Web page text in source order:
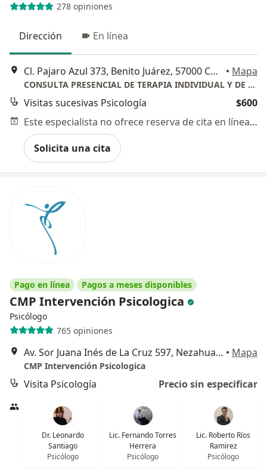
278 opiniones
Dirección En línea
Cl. Pajaro Azul 373, Benito Juárez, 57000 Cdad. Nezahualcóyotl, Méx., Nezahualcóyotl • Mapa
CONSULTA PRESENCIAL DE TERAPIA INDIVIDUAL Y DE PAREJA
Visitas sucesivas Psicología
$600
Este especialista no ofrece reserva de cita en línea en esta dirección.
Solicita una cita
Pago en línea Pagos a meses disponibles
CMP Intervención Psicologica
Psicólogo
765 opiniones
Av. Sor Juana Inés de La Cruz 597, Nezahualcóyotl • Mapa
CMP Intervención Psicologica
Visita Psicología Precio sin especificar
Dr. Leonardo
Santiago
Psicólogo
Lic. Fernando Torres
Herrera
Psicólogo
Lic. Roberto Ríos
Ramirez
Psicólogo